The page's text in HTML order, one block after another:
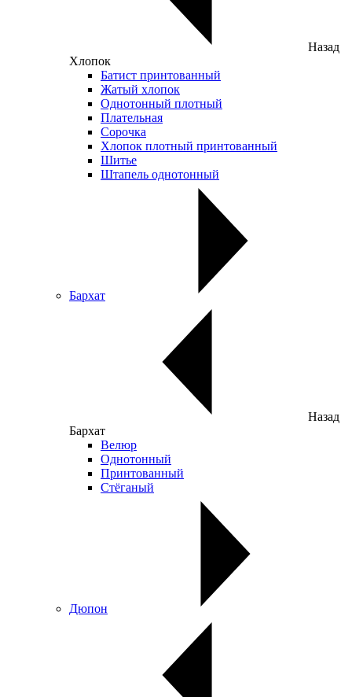
Назад
Хлопок
Батист принтованный
Жатый хлопок
Однотонный плотный
Плательная
Сорочка
Хлопок плотный принтованный
Шитье
Штапель однотонный
Бархат
Назад
Бархат
Велюр
Однотонный
Принтованный
Стёганый
Дюпон